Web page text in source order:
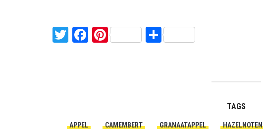
TwitterFacebook
PinterestDelen
TAGS
APPEL CAMEMBERT GRANAATAPPEL HAZELNOTEN